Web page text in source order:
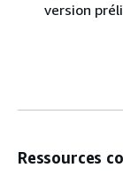
version
Ressources